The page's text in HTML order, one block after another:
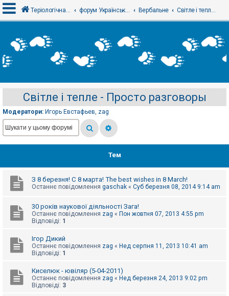
х
і
е
є
с
т
р
а
Т
м
б
з
о
Теріологічна школа форум Українського теріологічного товариства Вербальне Світле і тепле - Просто разговоры
Світле і тепле - Просто разговоры
Модератори: Игорь Евстафьев, zag
Тем
З 8 березня! С 8 марта! The best wishes in 8 March!
Останнє повідомлення gaschak « Суб березня 08, 2014 9:14 am
30 років наукової діяльності Зага!
Останнє повідомлення zag « Пон жовтня 07, 2013 4:55 pm
Відповіді: 1
Ігор Дикий
Останнє повідомлення zag « Нед серпня 11, 2013 10:41 am
Відповіді: 1
Киселюк - ювіляр (5-04-2011)
Останнє повідомлення zag « Нед березня 24, 2013 9:02 pm
Відповіді: 3